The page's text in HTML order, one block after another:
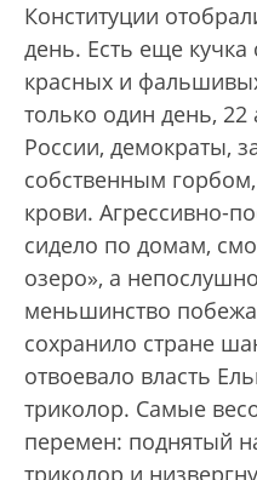
Конституции
день. Есть еще кучка
красных и
только один день,
России, демократы,
собственным
крови. Агрессивно-
сидело по домам,
озеро», а
меньшинство
сохранило стране
отвоевало власть
триколор. Самые
перемен: поднятый